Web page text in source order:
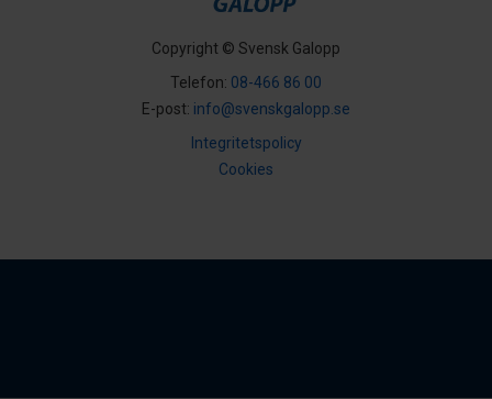
Copyright © Svensk Galopp
Telefon: 08-466 86 00
E-post: info@svenskgalopp.se
Integritetspolicy
Cookies